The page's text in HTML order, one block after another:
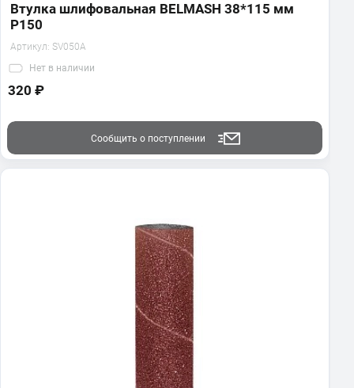
Втулка шлифовальная BELMASH 38*115 мм
P150
Артикул: SV050A
Нет в наличии
320 ₽
Сообщить о поступлении